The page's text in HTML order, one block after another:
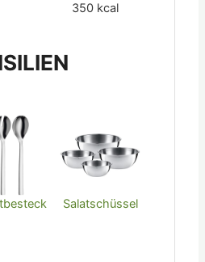
350 kcal
Salatschüssel